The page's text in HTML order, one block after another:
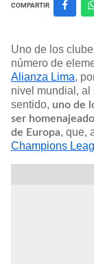
COMPARTIR
Uno de los
número de
Alianza Lima,
nivel mundial,
sentido, uno de
ser
de Europa, que,
Champions